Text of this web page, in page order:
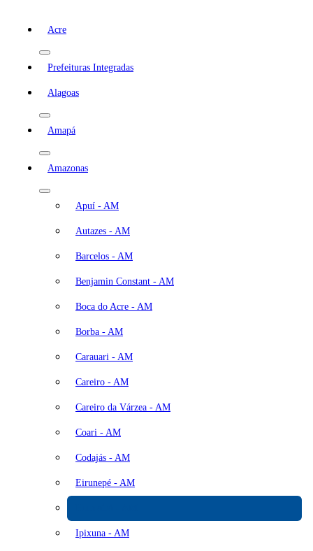
Acre
Prefeituras Integradas
Alagoas
Amapá
Amazonas
Apuí - AM
Autazes - AM
Barcelos - AM
Benjamin Constant - AM
Boca do Acre - AM
Borba - AM
Carauari - AM
Careiro - AM
Careiro da Várzea - AM
Coari - AM
Codajás - AM
Eirunepé - AM
Ipixuna - AM